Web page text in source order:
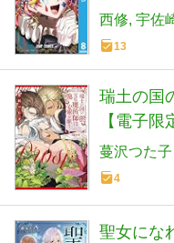
西修 宇佐
13
瑞土の国
【電子
クス Qpa
蔓沢つた子
4
聖女にな